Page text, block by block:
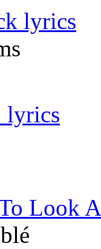
lyrics
lyrics
Look